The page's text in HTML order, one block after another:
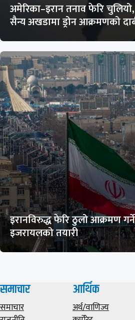
अमेरिका–इरान तनाव फेरि
सैन्य अखडामा ड्रोन आक्रमणको
इरानविरुद्ध फेरि ठुलो आक्रमण
इजरायलको तयारी
समाचार
समाचार
आर्थिक
अर्थ/वाणिज्य